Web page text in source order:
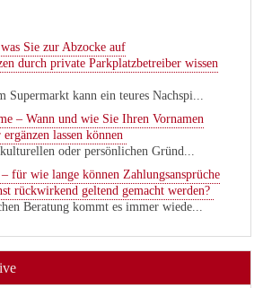
Sie zur Abzocke auf
durch private Parkplatzbetreiber wissen
Supermarkt kann ein teures Nachspi...
– Wann und wie Sie Ihren Vornamen
lassen können
oder persönlichen Gründ...
für wie lange können Zahlungsansprüche
rückwirkend geltend gemacht werden?
Beratung kommt es immer wiede...